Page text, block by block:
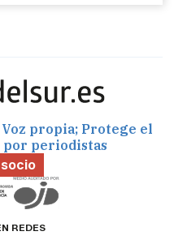
propia; Protege el
periodistas
REDES